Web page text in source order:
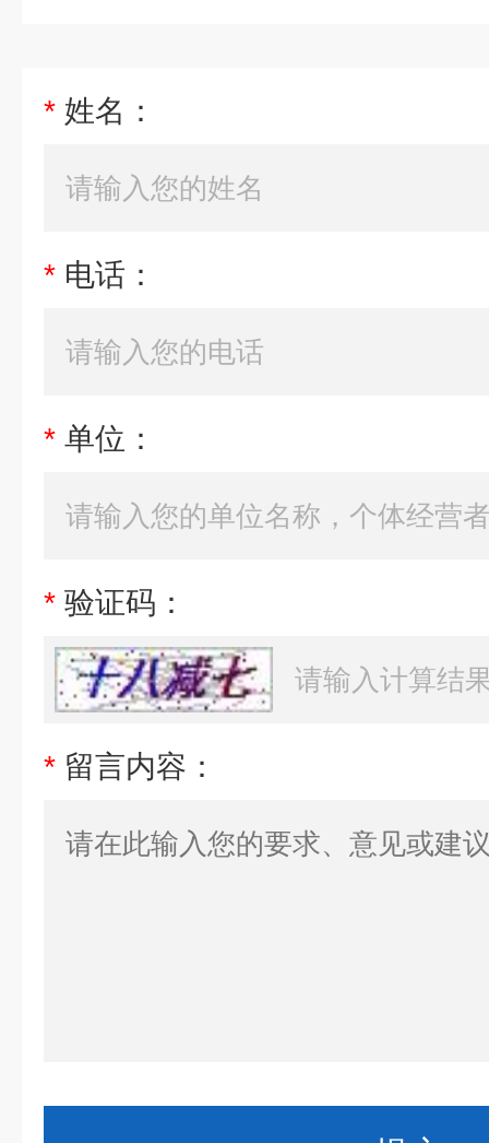
* 姓名：
* 电话：
* 单位：
* 验证码：
* 留言内容：